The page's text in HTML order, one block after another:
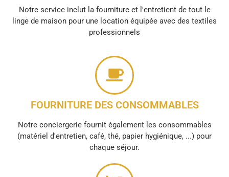
Notre service inclut la fourniture et l'entretient de tout le
linge de maison pour une location équipée avec des textiles
professionnels
FOURNITURE DES CONSOMMABLES
Notre conciergerie fournit également les consommables
(matériel d'entretien, café, thé, papier hygiénique, ...) pour
chaque séjour.